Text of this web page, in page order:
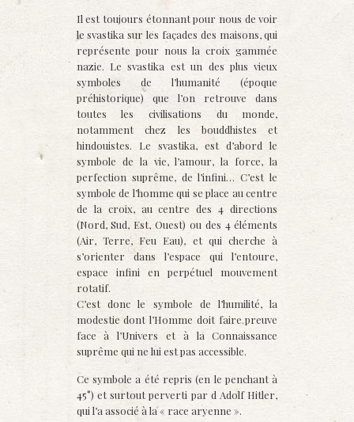
Il est toujours étonnant pour nous de voir
le svastika sur les façades des maisons, qui
représente pour nous la croix gammée
nazie. Le svastika est un des plus vieux
symboles de l’humanité (époque
préhistorique) que l’on retrouve dans
toutes les civilisations du monde,
notamment chez les bouddhistes et
hindouistes. Le svastika, est d’abord le
symbole de la vie, l’amour, la force, la
perfection suprême, de l’infini… C’est le
symbole de l’homme qui se place au centre
de la croix, au centre des 4 directions
(Nord, Sud, Est, Ouest) ou des 4 éléments
(Air, Terre, Feu Eau), et qui cherche à
s’orienter dans l’espace qui l’entoure,
espace infini en perpétuel mouvement
rotatif.
C’est donc le symbole de l’humilité, la
modestie dont l’Homme doit faire preuve
face à l’Univers et à la Connaissance
suprême qui ne lui est pas accessible.
Ce symbole a été repris (en le penchant à
45°) et surtout perverti par d Adolf Hitler,
qui l’a associé à la « race aryenne ».